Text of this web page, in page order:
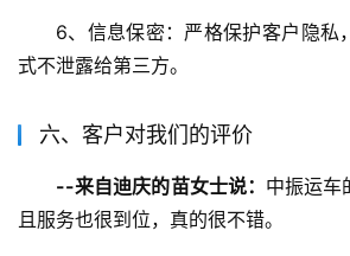
6、信息保密：严格保护客户隐私
式不泄露给第三方。
六、客户对我们的评价
--来自迪庆的苗女士说： 中振运车
且服务也很到位，真的很不错。